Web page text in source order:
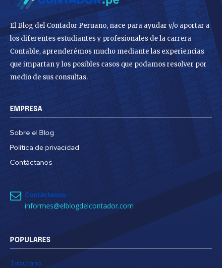
El Blog del Contador Peruano, nace para ayudar y/o aportar a
los diferentes estudiantes y profesionales de la carrera
Contable, aprenderémos mucho mediante las experiencias
que impartan y los posibles casos que podamos resolver por
medio de sus consultas.
EMPRESA
Sobre el Blog
Política de privacidad
Contáctanos
Contáctenos:
informes@elblogdelcontador.com
POPULARES
Tributario